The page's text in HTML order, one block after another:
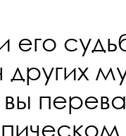
его
других